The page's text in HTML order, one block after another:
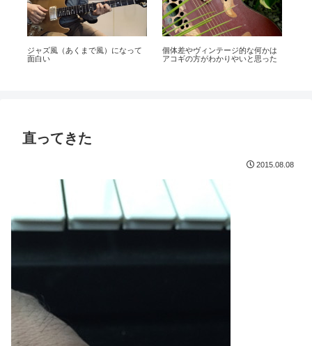
ジャズ風（あくまで風）になって
面白い
個体差やヴィンテージ的な何かは
アコギの方がわかりやいと思った
直ってきた
2015.08.08